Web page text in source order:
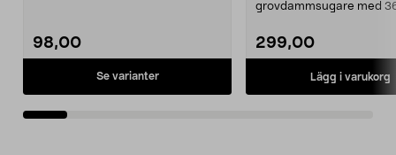
98,00
Se varianter
grovdammsugare med
299,00
Lägg i varukorg